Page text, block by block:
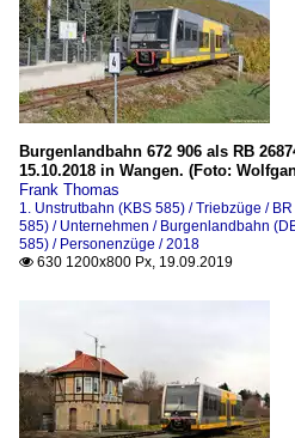
Burgenlandbahn 672 906 als RB
15.10.2018 in Wangen. (Foto:
Frank Thomas
1. Unstrutbahn (KBS 585) / Triebzüge /
585) / Unternehmen / Burgenlandbahn
585) / Personenzüge / 2018
 630 1200x800 Px, 19.09.2019